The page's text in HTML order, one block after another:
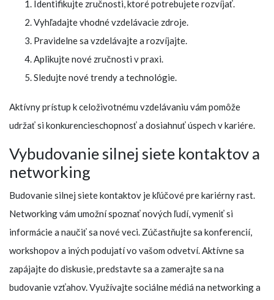
Identifikujte zručnosti, ktoré potrebujete rozvíjať.
Vyhľadajte vhodné vzdelávacie zdroje.
Pravidelne sa vzdelávajte a rozvíjajte.
Aplikujte nové zručnosti v praxi.
Sledujte nové trendy a technológie.
Aktívny prístup k celoživotnému vzdelávaniu vám pomôže
udržať si konkurencieschopnosť a dosiahnuť úspech v kariére.
Vybudovanie silnej siete kontaktov a
networking
Budovanie silnej siete kontaktov je kľúčové pre kariérny rast.
Networking vám umožní spoznať nových ľudí, vymeniť si
informácie a naučiť sa nové veci. Zúčastňujte sa konferencií,
workshopov a iných podujatí vo vašom odvetví. Aktívne sa
zapájajte do diskusie, predstavte sa a zamerajte sa na
budovanie vzťahov. Využívajte sociálne médiá na networking a